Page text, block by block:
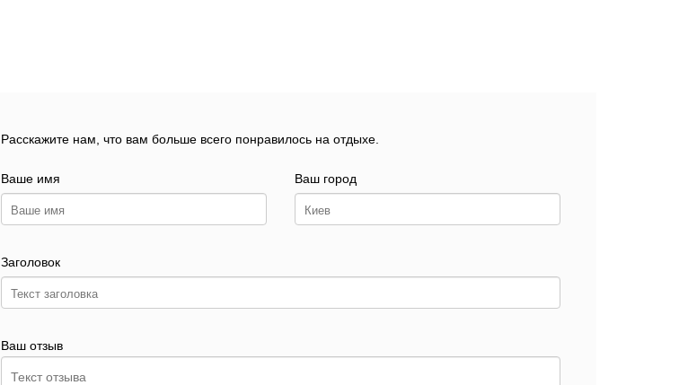
Расскажите нам, что вам больше всего понравилось на отдыхе.
Ваше имя Ваш город
Заголовок
Ваш отзыв